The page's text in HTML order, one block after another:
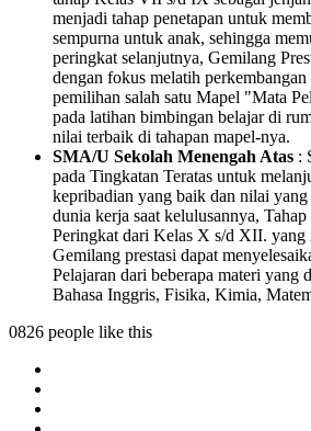
menjadi tahap penetapan untuk
sempurna untuk anak, sehingga
peringkat selanjutnya, Gemilang
dengan fokus melatih
pemilihan salah satu Mapel "Mata
pada latihan bimbingan belajar di
nilai terbaik di tahapan mapel-nya.
SMA/U Sekolah Menengah Atas :
pada Tingkatan Teratas untuk
kepribadian yang baik dan nilai
dunia kerja saat kelulusannya,
Peringkat dari Kelas X s/d XII. yang
Gemilang prestasi dapat
Pelajaran dari beberapa materi yang
Bahasa Inggris, Fisika, Kimia,
0826 people like this